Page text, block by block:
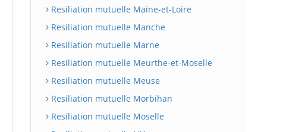
Resiliation mutuelle Maine-et-Loire
Resiliation mutuelle Manche
Resiliation mutuelle Marne
Resiliation mutuelle Meurthe-et-Moselle
Resiliation mutuelle Meuse
Resiliation mutuelle Morbihan
Resiliation mutuelle Moselle